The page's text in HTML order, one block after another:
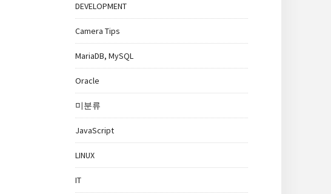
DEVELOPMENT
Camera Tips
MariaDB, MySQL
Oracle
미분류
JavaScript
LINUX
IT